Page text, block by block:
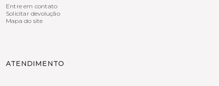
Entre em contato
Solicitar devolução
Mapa do site
ATENDIMENTO